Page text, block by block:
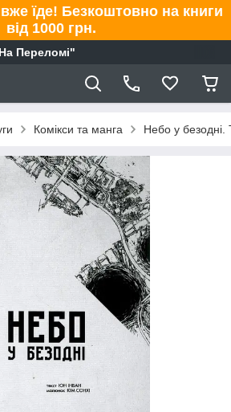
їде! Безкоштовно на книги
від 1000 грн.
Переломі"
Комікси та манга Небо у